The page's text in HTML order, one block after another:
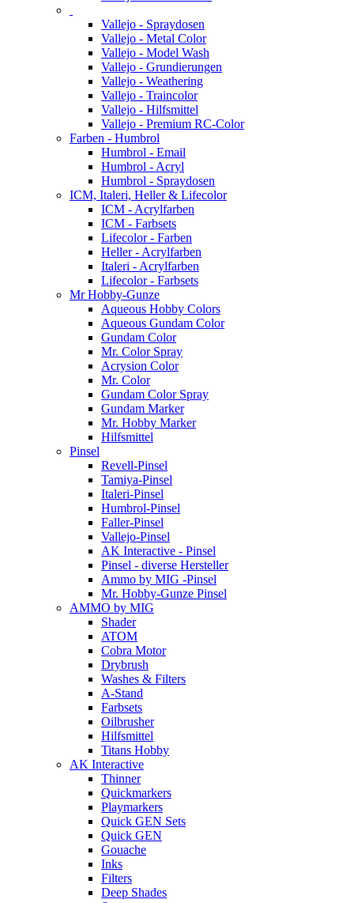
Vallejo - Spraydosen
Vallejo - Metal Color
Vallejo - Model Wash
Vallejo - Grundierungen
Vallejo - Weathering
Vallejo - Traincolor
Vallejo - Hilfsmittel
Vallejo - Premium RC-Color
Farben - Humbrol
Humbrol - Email
Humbrol - Acryl
Humbrol - Spraydosen
ICM, Italeri, Heller & Lifecolor
ICM - Acrylfarben
ICM - Farbsets
Lifecolor - Farben
Heller - Acrylfarben
Italeri - Acrylfarben
Lifecolor - Farbsets
Mr Hobby-Gunze
Aqueous Hobby Colors
Aqueous Gundam Color
Gundam Color
Mr. Color Spray
Acrysion Color
Mr. Color
Gundam Color Spray
Gundam Marker
Mr. Hobby Marker
Hilfsmittel
Pinsel
Revell-Pinsel
Tamiya-Pinsel
Italeri-Pinsel
Humbrol-Pinsel
Faller-Pinsel
Vallejo-Pinsel
AK Interactive - Pinsel
Pinsel - diverse Hersteller
Ammo by MIG -Pinsel
Mr. Hobby-Gunze Pinsel
AMMO by MIG
Shader
ATOM
Cobra Motor
Drybrush
Washes & Filters
A-Stand
Farbsets
Oilbrusher
Hilfsmittel
Titans Hobby
AK Interactive
Thinner
Quickmarkers
Playmarkers
Quick GEN Sets
Quick GEN
Gouache
Inks
Filters
Deep Shades